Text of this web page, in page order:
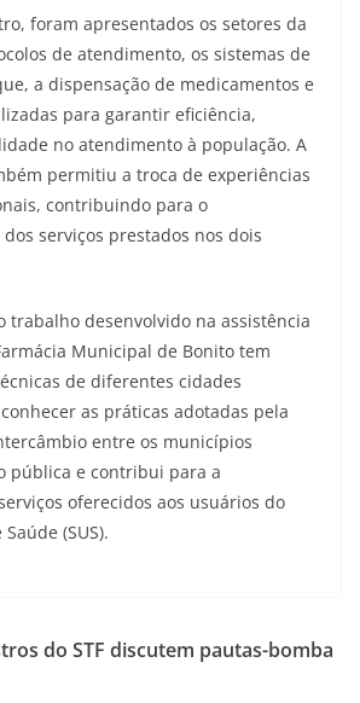
foram apresentados os setores da
de atendimento, os sistemas de
a dispensação de medicamentos e
para garantir eficiência,
no atendimento à população. A
permitiu a troca de experiências
contribuindo para o
serviços prestados nos dois
trabalho desenvolvido na assistência
Municipal de Bonito tem
de diferentes cidades
as práticas adotadas pela
entre os municípios
pública e contribui para a
oferecidos aos usuários do
(SUS).
do STF discutem pautas-bomba